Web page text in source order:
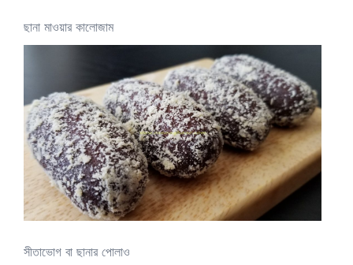
ছানা মাওয়ার কালোজাম
সীতাভোগ বা ছানার পোলাও